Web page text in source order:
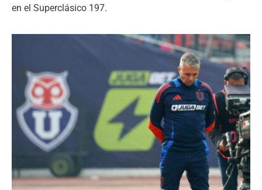
en el Superclásico 197.